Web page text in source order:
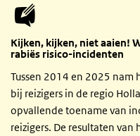
Kijken, kijken, niet aaien!
rabiës risico-incidenten
Tussen 2014 en 2025
bij reizigers in de regio
opvallende toename van
reizigers. De resultaten van